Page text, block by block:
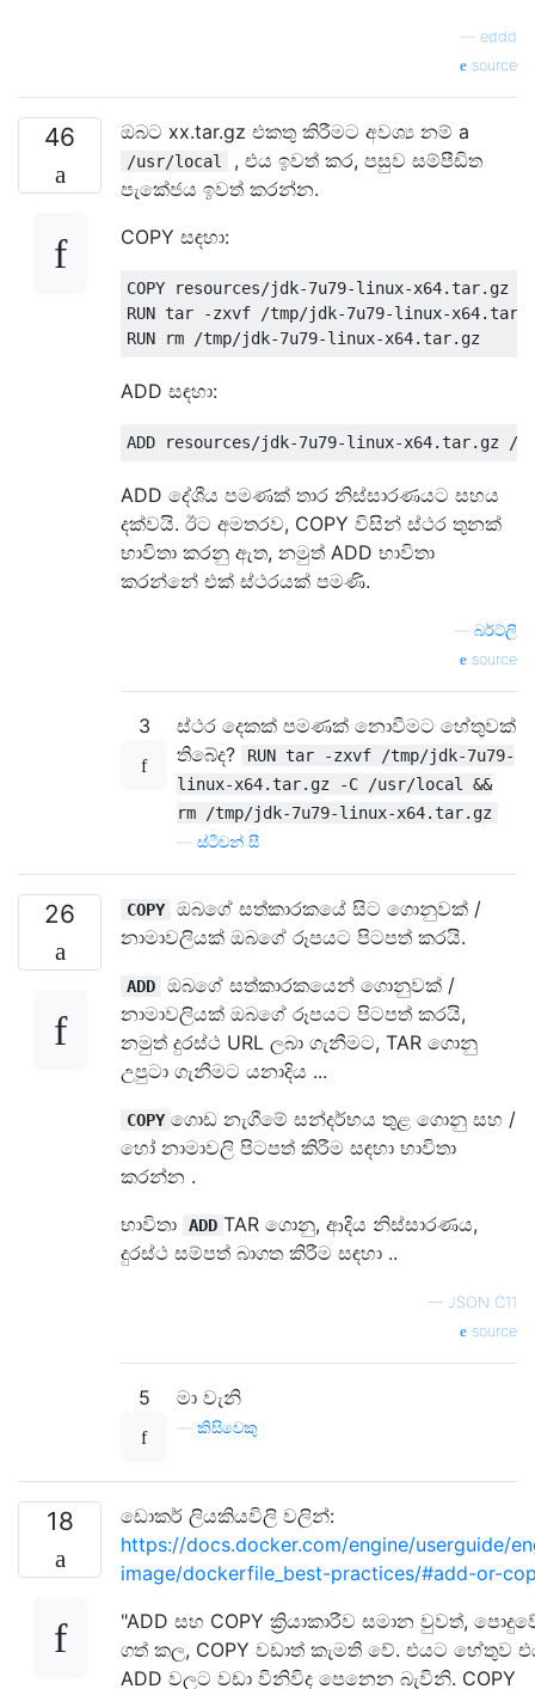
eddd
source
46 ඔබට xx.tar.gz එකතු කිරීමට අවශ්‍ය නම් a
/usr/local
, එය ඉවත් කර, පසුව සම්පීඩිත
පැකේජය ඉවත් කරන්න.
COPY සඳහා:
COPY resources/jdk-7u79-linux-x64.tar.gz /
RUN tar -zxvf /tmp/jdk-7u79-linux-
ADD සඳහා:
ADD දේශීය පමණක් තාර නිස්සාරණයට සහය
දක්වයි. ඊට අමතරව, COPY විසින් ස්ථර තුනක්
භාවිතා කරනු ඇත, නමුත් ADD භාවිතා
කරන්නේ එක් ස්ථරයක් පමණි.
බර්ට්ලි
source
3
ස්ථර දෙකක් පමණක් නොවීමට හේතුවක්
තිබේද?
RUN tar -zxvf /tmp/jdk-7u79-
linux-x64.tar.gz -C /usr/local &&
rm /tmp/jdk-7u79-linux-x64.tar.gz
ස්ටීවන් සී
26 COPY
ඔබගේ සත්කාරකයේ සිට ගොනුවක් /
නාමාවලියක් ඔබගේ රූපයට පිටපත් කරයි.
ADD
ඔබගේ සත්කාරකයෙන් ගොනුවක් /
නාමාවලියක් ඔබගේ රූපයට පිටපත් කරයි,
නමුත් දුරස්ථ URL ලබා ගැනීමට, TAR ගොනු
උපුටා ගැනීමට යනාදිය ...
COPY ගොඩ නැගීමේ සන්දර්භය තුළ ගොනු සහ /
හෝ නාමාවලි පිටපත් කිරීම සඳහා භාවිතා
කරන්න .
භාවිතා
ADD TAR ගොනු, ආදිය නිස්සාරණය,
දුරස්ථ සම්පත් බාගත කිරීම සඳහා ..
— JSON C11
source
5 මා වැනි
කිසිවෙකු
18
ඩොකර් ලියකියවිලි වලින්:
https://docs.docker.com/engine/userguide/
image/dockerfile_best-practices/#add-or-
"ADD සහ COPY ක්‍රියාකාරීව සමාන වුවත්,
ගත් කල, COPY වඩාත් කැමති වේ. එයට හේතුව
ADD වලට වඩා විනිවිද පෙනෙන බැවිනි. COPY